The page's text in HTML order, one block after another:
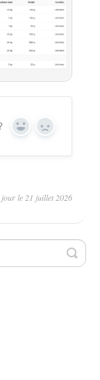
Oui Non
le 21 juillet 2026